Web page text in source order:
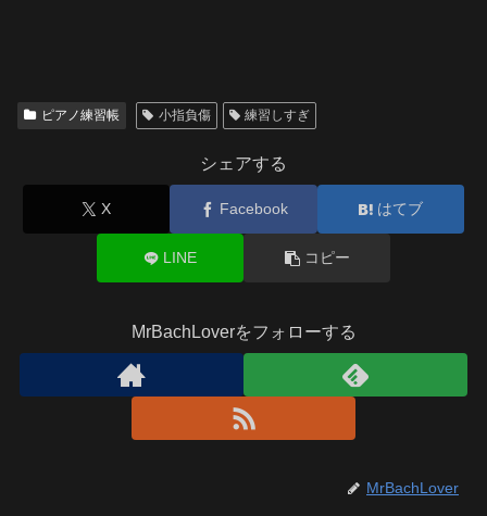
ピアノ練習帳 小指負傷 練習しすぎ
シェアする
X Facebook はてブ
LINE コピー
MrBachLoverをフォローする
MrBachLover